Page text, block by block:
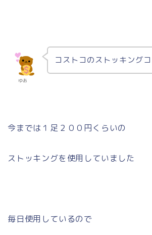
ゆあ
コストコのストッキング
今までは１足２００円くらいの
ストッキングを使用していました
毎日使用しているので